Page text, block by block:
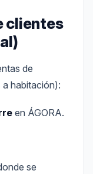
clientes
de
habitación):
en ÁGORA.
se